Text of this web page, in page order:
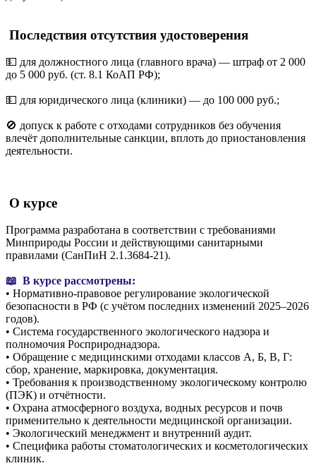
Последствия отсутствия удостоверения
💵 для должностного лица (главного врача) — штраф от 2 000
до 5 000 руб. (ст. 8.1 КоАП РФ);
💵 для юридического лица (клиники) — до 100 000 руб.;
🚫 допуск к работе с отходами сотрудников без обучения
влечёт дополнительные санкции, вплоть до приостановления
деятельности.
О курсе
Программа разработана в соответствии с требованиями
Минприроды России и действующими санитарными
правилами (СанПиН 2.1.3684-21).
📖 В курсе рассмотрены:
• Нормативно-правовое регулирование экологической
безопасности в РФ (с учётом последних изменений 2025–2026
годов).
• Система государственного экологического надзора и
полномочия Росприроднадзора.
• Обращение с медицинскими отходами классов А, Б, В, Г:
сбор, хранение, маркировка, документация.
• Требования к производственному экологическому контролю
(ПЭК) и отчётности.
• Охрана атмосферного воздуха, водных ресурсов и почв
применительно к деятельности медицинской организации.
• Экологический менеджмент и внутренний аудит.
• Специфика работы стоматологических и косметологических
клиник.